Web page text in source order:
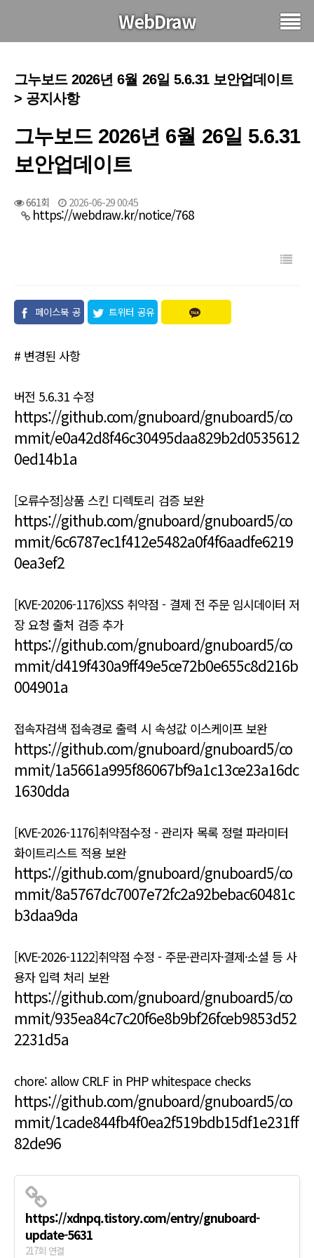
WebDraw
그누보드 2026년 6월 26일 5.6.31 보안업데이트
> 공지사항
그누보드 2026년 6월 26일 5.6.31
보안업데이트
661회 2026-06-29 00:45
https://webdraw.kr/notice/768
페이스북 공
트위터 공유
# 변경된 사항
버전 5.6.31 수정
https://github.com/gnuboard/gnuboard5/co
mmit/e0a42d8f46c30495daa829b2d0535612
0ed14b1a
[오류수정]상품 스킨 디렉토리 검증 보완
https://github.com/gnuboard/gnuboard5/co
mmit/6c6787ec1f412e5482a0f4f6aadfe6219
0ea3ef2
[KVE-20206-1176]XSS 취약점 - 결제 전 주문 임시데이터 저
장 요청 출처 검증 추가
https://github.com/gnuboard/gnuboard5/co
mmit/d419f430a9ff49e5ce72b0e655c8d216b
004901a
접속자검색 접속경로 출력 시 속성값 이스케이프 보완
https://github.com/gnuboard/gnuboard5/co
mmit/1a5661a995f86067bf9a1c13ce23a16dc
1630dda
[KVE-2026-1176]취약점수정 - 관리자 목록 정렬 파라미터
화이트리스트 적용 보완
https://github.com/gnuboard/gnuboard5/co
mmit/8a5767dc7007e72fc2a92bebac60481c
b3daa9da
[KVE-2026-1122]취약점 수정 - 주문·관리자·결제·소셜 등 사
용자 입력 처리 보완
https://github.com/gnuboard/gnuboard5/co
mmit/935ea84c7c20f6e8b9bf26fceb9853d52
2231d5a
chore: allow CRLF in PHP whitespace checks
https://github.com/gnuboard/gnuboard5/co
mmit/1cade844fb4f0ea2f519bdb15df1e231ff
82de96
https://xdnpq.tistory.com/entry/gnuboard-
update-5631
217회 연결